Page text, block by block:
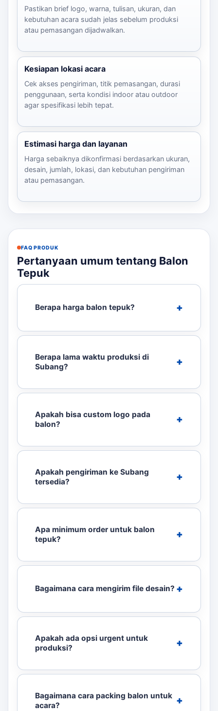
Pastikan brief logo, warna, tulisan, ukuran, dan
kebutuhan acara sudah jelas sebelum produksi
atau pemasangan dijadwalkan.
Kesiapan lokasi acara
Cek akses pengiriman, titik pemasangan, durasi
penggunaan, serta kondisi indoor atau outdoor
agar spesifikasi lebih tepat.
Estimasi harga dan layanan
Harga sebaiknya dikonfirmasi berdasarkan ukuran,
desain, jumlah, lokasi, dan kebutuhan pengiriman
atau pemasangan.
FAQ PRODUK
Pertanyaan umum tentang Balon
Tepuk
Berapa harga balon tepuk?
Berapa lama waktu produksi di
Subang?
Apakah bisa custom logo pada
balon?
Apakah pengiriman ke Subang
tersedia?
Apa minimum order untuk balon
tepuk?
Bagaimana cara mengirim file desain?
Apakah ada opsi urgent untuk
produksi?
Bagaimana cara packing balon untuk
acara?